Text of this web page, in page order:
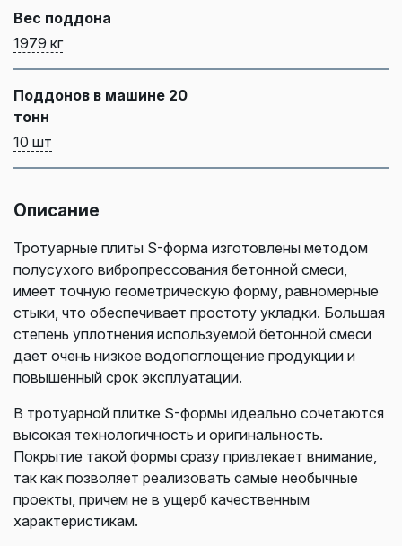
Вес поддона
1979 кг
Поддонов в машине 20
тонн
10 шт
Описание
Тротуарные плиты S-форма изготовлены методом
полусухого вибропрессования бетонной смеси,
имеет точную геометрическую форму, равномерные
стыки, что обеспечивает простоту укладки. Большая
степень уплотнения используемой бетонной смеси
дает очень низкое водопоглощение продукции и
повышенный срок эксплуатации.
В тротуарной плитке S-формы идеально сочетаются
высокая технологичность и оригинальность.
Покрытие такой формы сразу привлекает внимание,
так как позволяет реализовать самые необычные
проекты, причем не в ущерб качественным
характеристикам.